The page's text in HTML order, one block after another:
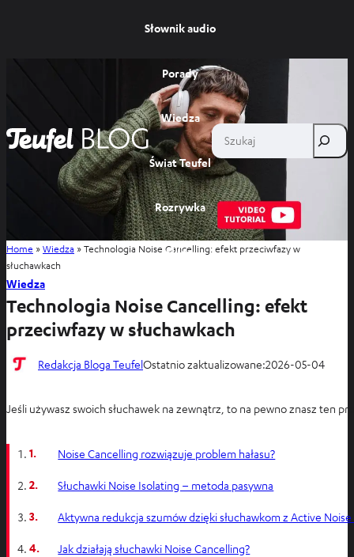
Słownik audio
Porady
Wiedza
Świat Teufel
Rozrywka
Sklep
Szukaj
Home »Wiedza »Technologia Noise Cancelling: efekt przeciwfazy w
słuchawkach
Wiedza
Technologia Noise Cancelling: efekt
przeciwfazy w słuchawkach
Redakcja Bloga TeufelOstatnio zaktualizowane:2026-05-04
Jeśli używasz swoich słuchawek na zewnątrz, to na pewno znasz ten
1. Noise Cancelling rozwiązuje problem hałasu?
2. Słuchawki Noise Isolating – metoda pasywna
3. Aktywna redukcja szumów dzięki słuchawkom z Active
4. Jak działają słuchawki Noise Cancelling?